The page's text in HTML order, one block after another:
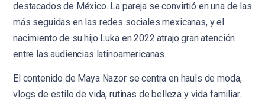
destacados de México. La pareja se convirtió en una de las
más seguidas en las redes sociales mexicanas, y el
nacimiento de su hijo Luka en 2022 atrajo gran atención
entre las audiencias latinoamericanas.
El contenido de Maya Nazor se centra en hauls de moda,
vlogs de estilo de vida, rutinas de belleza y vida familiar.